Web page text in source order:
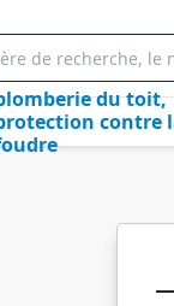
du toit,
contre